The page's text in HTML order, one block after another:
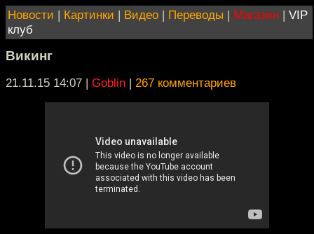
Новости | Картинки | Видео | Переводы | Магазин | VIP
клуб
Викинг
21.11.15 14:07 | Goblin | 267 комментариев